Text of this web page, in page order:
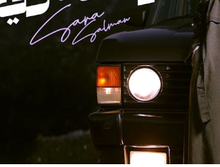
بهاء الدين يوسف يكتب: مسلسل